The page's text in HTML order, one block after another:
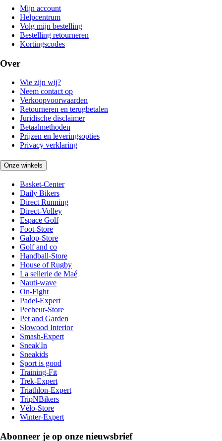
Mijn account
Helpcentrum
Volg mijn bestelling
Bestelling retourneren
Kortingscodes
Over
Wie zijn wij?
Neem contact op
Verkoopvoorwaarden
Retourneren en terugbetalen
Juridische disclaimer
Betaalmethoden
Prijzen en leveringsopties
Privacy verklaring
Onze winkels
Basket-Center
Daily Bikers
Direct Running
Direct-Volley
Espace Golf
Foot-Store
Galop-Store
Golf and co
Handball-Store
House of Rugby
La sellerie de Maé
Nauti-wave
On-Fight
Padel-Expert
Pecheur-Store
Pet and Garden
Slowood Interior
Smash-Expert
Sneak'In
Sneakids
Sport is good
Training-Fit
Trek-Expert
Triathlon-Expert
TripNBikers
Vélo-Store
Winter-Expert
Abonneer je op onze nieuwsbrief